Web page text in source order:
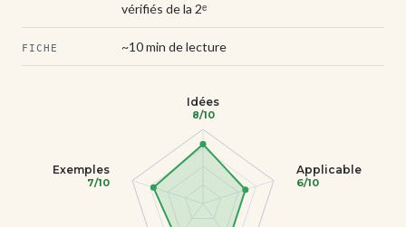
vérifiés de la 2ᵉ
FICHE ~10 min de lecture
Idées
8/10
Applicable
6/10
Exemples
7/10